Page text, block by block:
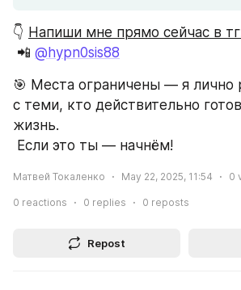
👇 Напиши мне прямо сейчас в
📲 @hypn0sis88
🎯 Места ограничены — я лично
с теми, кто действительно
жизнь.
Если это ты — начнём!
Матвей Токаленко May 22, 2025, 11:54 0
0 reactions 0 replies 0 reposts
Repost